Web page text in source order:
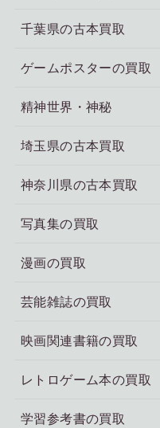
千葉県の古本買取
ゲームポスターの買取
精神世界・神秘
埼玉県の古本買取
神奈川県の古本買取
写真集の買取
漫画の買取
芸能雑誌の買取
映画関連書籍の買取
レトロゲーム本の買取
学習参考書の買取